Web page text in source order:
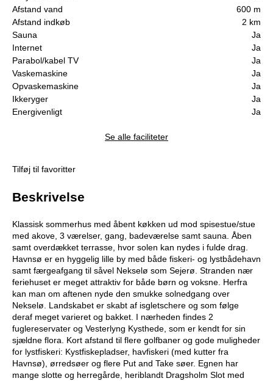
Afstand vand
600 m
Afstand indkøb
2 km
Sauna
Ja
Internet
Ja
Parabol/kabel TV
Ja
Vaskemaskine
Ja
Opvaskemaskine
Ja
Ikkeryger
Ja
Energivenligt
Ja
Se alle faciliteter
Tilføj til favoritter
Beskrivelse
Klassisk sommerhus med åbent køkken ud mod spisestue/stue
med akove, 3 værelser, gang, badeværelse samt sauna. Åben
samt overdækket terrasse, hvor solen kan nydes i fulde drag.
Havnsø er en hyggelig lille by med både fiskeri- og lystbådehavn
samt færgeafgang til såvel Nekselø som Sejerø. Stranden nær
feriehuset er meget attraktiv for både børn og voksne. Herfra
kan man om aftenen nyde den smukke solnedgang over
Nekselø. Landskabet er skabt af isgletschere og som følge
deraf meget varieret og bakket. I nærheden findes 2
fuglereservater og Vesterlyng Kysthede, som er kendt for sin
sjældne flora. Kort afstand til flere golfbaner og gode muligheder
for lystfiskeri: Kystfiskepladser, havfiskeri (med kutter fra
Havnsø), ørredsøer og flere Put and Take søer. Egnen har
mange slotte og herregårde, heriblandt Dragsholm Slot med